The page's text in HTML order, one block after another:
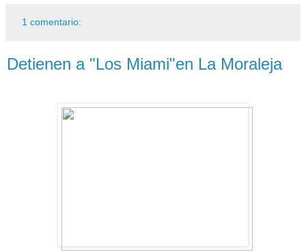
1 comentario:
Detienen a "Los Miami"en La Moraleja